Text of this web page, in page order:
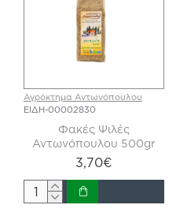
Αγρόκτημα Αντωνόπουλου
ΕΙΔΗ-00002830
Φακές Ψιλές
Αντωνόπουλου 500gr
3,70€